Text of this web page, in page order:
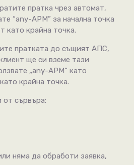
пратка чрез автомат,
“any-APM” за начална точка
като крайна точка.
пратката до същият АПС,
ще си вземе тази
„any-APM“ като
крайна точка.
сървъра:
няма да обработи заявка,